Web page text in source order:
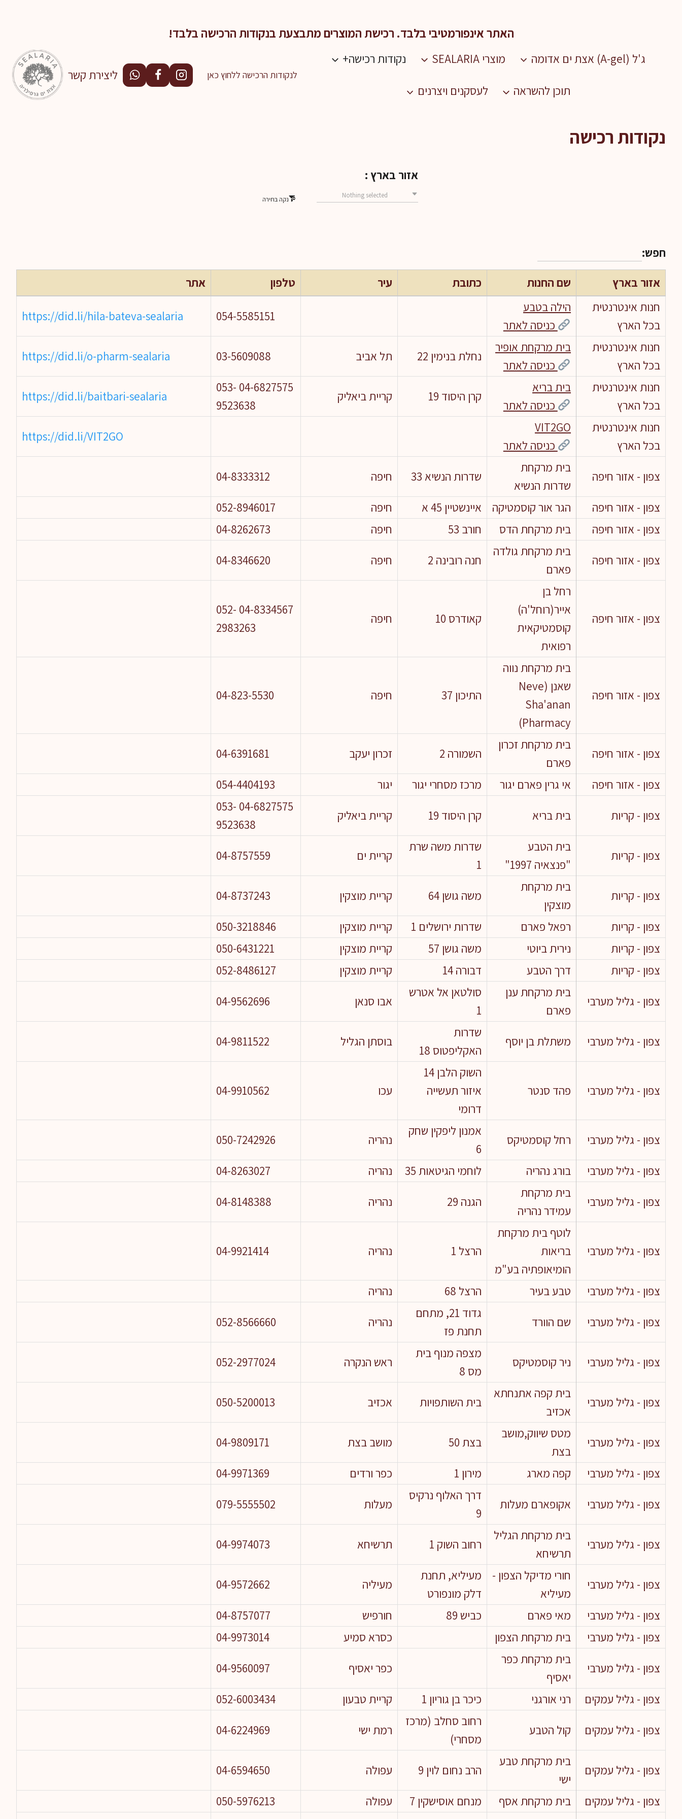
האתר אינפורמטיבי בלבד. רכישת המוצרים מתבצעת בנקודות הרכישה בלבד!
ג'ל (A-gel) אצת ים אדומה מוצרי SEALARIA נקודות רכישה+
תוכן להשראה לעסקנים ויצרנים
לנקודות הרכישה ללחוץ כאן ליצירת קשר
נקודות רכישה
אזור בארץ :
Nothing selected נקה בחירה
חפש:
אזור בארץ
שם החנות כתובת עיר טלפון
אתר
חנות אינטרנטית
בכל הארץ
הילה בטבע
כניסה לאתר
054-5585151
https://did.li/hila-bateva-sealaria
חנות אינטרנטית
בכל הארץ
בית מרקחת אופיר
כניסה לאתר
נחלת בנימין 22 תל אביב 03-5609088
https://did.li/o-pharm-sealaria
חנות אינטרנטית
בכל הארץ
בית בריא
כניסה לאתר
קרן היסוד 19 קריית ביאליק
04-6827575 053-
9523638
https://did.li/baitbari-sealaria
חנות אינטרנטית
בכל הארץ
VIT2GO
כניסה לאתר
https://did.li/VIT2GO
צפון - אזור חיפה
בית מרקחת
שדרות הנשיא
שדרות הנשיא 33 חיפה 04-8333312
צפון - אזור חיפה הגר אור קוסמטיקה איינשטיין 45 א חיפה
052-8946017
צפון - אזור חיפה
בית מרקחת הדס חורב 53 חיפה 04-8262673
צפון - אזור חיפה
בית מרקחת גולדה
פארם
חנה רובינה 2 חיפה 04-8346620
צפון - אזור חיפה
רחל בן
אייר(רוחל'ה)
קוסמטיקאית
רפואית
קאודרס 10 חיפה
04-8334567 052-
2983263
צפון - אזור חיפה
בית מרקחת נווה
שאנן (Neve
Sha'anan
Pharmacy)
התיכון 37 חיפה 04-823-5530
צפון - אזור חיפה
בית מרקחת זכרון
פארם
השמורה 2 זכרון יעקב 04-6391681
צפון - אזור חיפה אי גרין פארם יגור מרכז מסחרי יגור יגור 054-4404193
צפון - קריות בית בריא קרן היסוד 19 קריית ביאליק
04-6827575 053-
9523638
צפון - קריות
בית הטבע
"פנצאיה 1997"
שדרות משה שרת
1
קריית ים 04-8757559
צפון - קריות
בית מרקחת
מוצקין
משה גושן 64 קריית מוצקין 04-8737243
צפון - קריות רפאל פארם שדרות ירושלים 1 קריית מוצקין
050-3218846
צפון - קריות
נירית ביוטי משה גושן 57 קריית מוצקין
050-6431221
צפון - קריות
דרך הטבע דבורה 14 קריית מוצקין 052-8486127
צפון - גליל מערבי
בית מרקחת ענן
פארם
סולטאן אל אטרש
1
אבו סנאן 04-9562696
צפון - גליל מערבי משתלת בן יוסף
שדרות
האקליפטוס 18
בוסתן הגליל 04-9811522‏
צפון - גליל מערבי פהד סנטר
השוק הלבן 14
איזור תעשייה
דרומי
עכו 04-9910562
צפון - גליל מערבי רחל קוסמטיקס
אמנון ליפקין שחק
6
נהריה 050-7242926
צפון - גליל מערבי בורג נהריה לוחמי הגיטאות 35 נהריה 04-8263027
צפון - גליל מערבי
בית מרקחת
עמידר נהריה
הגנה 29 נהריה 04-8148388
צפון - גליל מערבי
לוטף בית מרקחת
בריאות
הומיאופתיה בע"מ
הרצל 1 נהריה 04-9921414
צפון - גליל מערבי טבע בעיר הרצל 68 נהריה
צפון - גליל מערבי שם הוורד
גדוד 21, מתחם
תחנת פז
נהריה 052-8566660
צפון - גליל מערבי ניר קוסמטיקס
מצפה מנוף בית
מס 8
ראש הנקרה 052-2977024
צפון - גליל מערבי
בית קפה אתנחתא
אכזיב
בית השותפויות אכזיב 050-5200013
צפון - גליל מערבי
מטס שיווק,מושב
בצת
בצת 50 מושב בצת 04-9809171
צפון - גליל מערבי קפה מארג מירון 1 כפר ורדים 04-9971369
צפון - גליל מערבי אקופארם מעלות
דרך האלוף נרקיס
9
מעלות 079-5555502
צפון - גליל מערבי
בית מרקחת הגליל
תרשיחא
רחוב השוק 1 תרשיחא 04-9974073
צפון - גליל מערבי
חורי מדיקל הצפון -
מעיליא
מעיליא, תחנת
דלק מונפורט
מעיליה 04-9572662
צפון - גליל מערבי מאי פארם כביש 89 חורפיש
04-8757077
צפון - גליל מערבי
בית מרקחת הצפון כסרא סמיע 04-9973014
צפון - גליל מערבי
בית מרקחת כפר
יאסיף
כפר יאסיף 04-9560097
צפון - גליל עמקים רני אורגני כיכר בן גוריון 1 קריית טבעון 052-6003434
צפון - גליל עמקים קול הטבע
רחוב סחלב (מרכז
מסחרי)
רמת ישי 04-6224969
צפון - גליל עמקים
בית מרקחת טבע
ישי
הרב נחום לוין 9 עפולה 04-6594650
צפון - גליל עמקים בית מרקחת אסף מנחם אוסישקין 7 עפולה
050-5976213